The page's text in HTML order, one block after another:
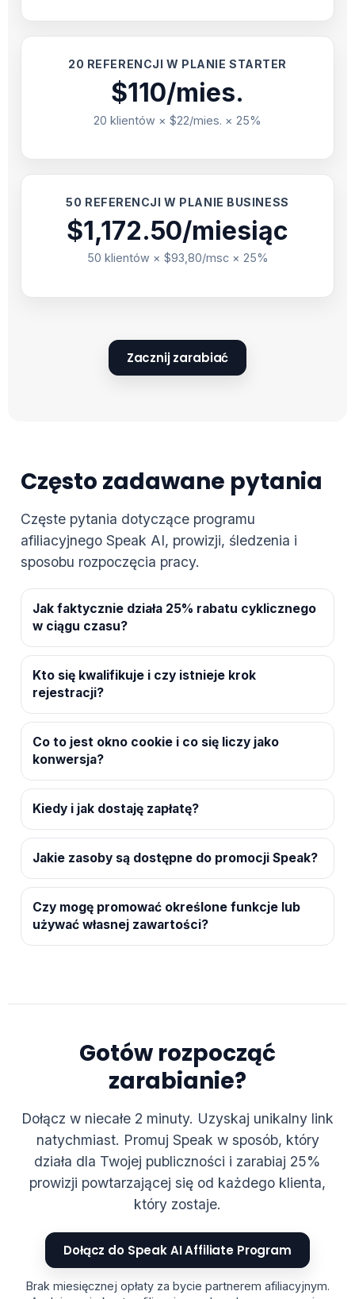
20 REFERENCJI W PLANIE STARTER
$110/mies.
20 klientów × $22/mies. × 25%
50 REFERENCJI W PLANIE BUSINESS
$1,172.50/miesiąc
50 klientów × $93,80/msc × 25%
Zacznij zarabiać
Często zadawane pytania
Częste pytania dotyczące programu
afiliacyjnego Speak AI, prowizji, śledzenia i
sposobu rozpoczęcia pracy.
Jak faktycznie działa 25% rabatu cyklicznego
w ciągu czasu?
Kto się kwalifikuje i czy istnieje krok
rejestracji?
Co to jest okno cookie i co się liczy jako
konwersja?
Kiedy i jak dostaję zapłatę?
Jakie zasoby są dostępne do promocji Speak?
Czy mogę promować określone funkcje lub
używać własnej zawartości?
Gotów rozpocząć
zarabianie?
Dołącz w niecałe 2 minuty. Uzyskaj unikalny link
natychmiast. Promuj Speak w sposób, który
działa dla Twojej publiczności i zarabiaj 25%
prowizji powtarzającej się od każdego klienta,
który zostaje.
Dołącz do Speak AI Affiliate Program
Brak miesięcznej opłaty za bycie partnerem afiliacyjnym.